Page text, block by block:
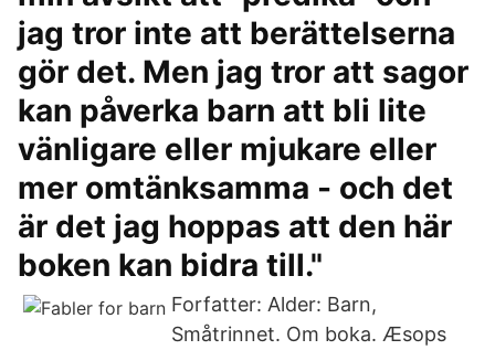
jag tror inte att berättelserna
gör det. Men jag tror att sagor
kan påverka barn att bli lite
vänligare eller mjukare eller
mer omtänksamma - och det
är det jag hoppas att den här
boken kan bidra till."
Forfatter: Alder: Barn,
Småtrinnet. Om boka. Æsops